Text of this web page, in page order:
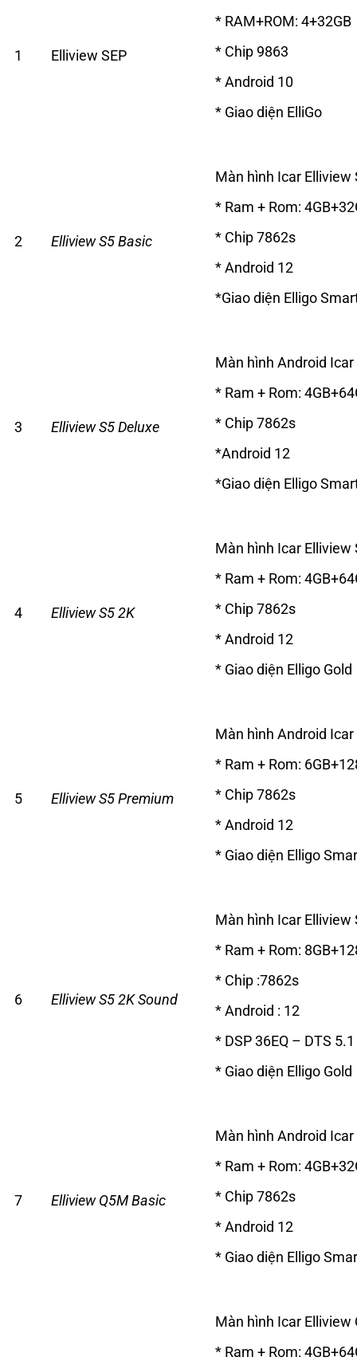
1 Elliview SEP
* RAM+ROM: 4+32GB
* Chip 9863
* Android 10
* Giao diện ElliGo
2 Elliview S5 Basic
Màn hình Icar Elliview
* Ram + Rom:
* Chip 7862s
* Android 12
*Giao diện Elligo
3 Elliview S5 Deluxe
Màn hình Android
* Ram + Rom:
* Chip 7862s
*Android 12
*Giao diện Elligo
4 Elliview S5 2K
Màn hình Icar Elliview
* Ram + Rom:
* Chip 7862s
* Android 12
* Giao diện Elligo Gold
5 Elliview S5 Premium
Màn hình Android
* Ram + Rom:
* Chip 7862s
* Android 12
* Giao diện Elligo
6 Elliview S5 2K Sound
Màn hình Icar Elliview
* Ram + Rom:
* Chip :7862s
* Android : 12
* DSP 36EQ – DTS 5.1
* Giao diện Elligo Gold
7 Elliview Q5M Basic
Màn hình Android
* Ram + Rom:
* Chip 7862s
* Android 12
* Giao diện Elligo
Màn hình Icar Elliview
* Ram + Rom: